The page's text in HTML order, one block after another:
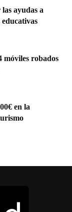
ayudas a
educativas
móviles robados
en la